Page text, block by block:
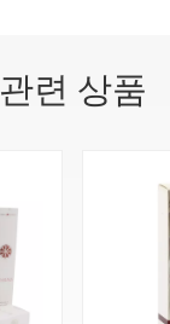
관련 상품